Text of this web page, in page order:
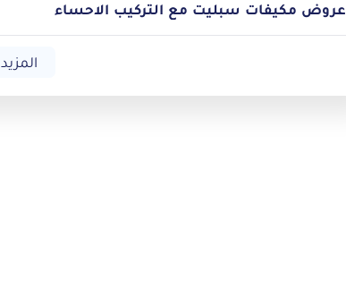
عروض مكيفات سبليت مع التركيب الاحساء
المزيد